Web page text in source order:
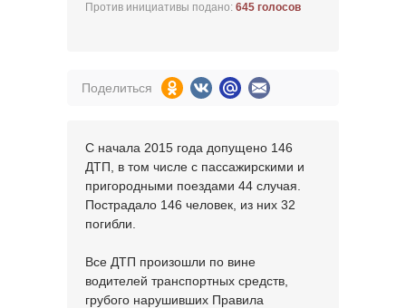
Против инициативы подано: 645 голосов
Поделиться
С начала 2015 года допущено 146
ДТП, в том числе с пассажирскими и
пригородными поездами 44 случая.
Пострадало 146 человек, из них 32
погибли.
Все ДТП произошли по вине
водителей транспортных средств,
грубого нарушивших Правила